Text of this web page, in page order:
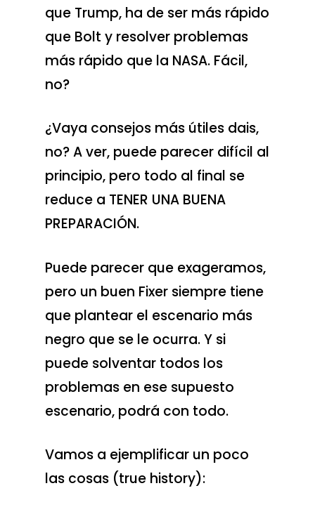
que Trump, ha de ser más rápido
que Bolt y resolver problemas
más rápido que la NASA. Fácil,
no?
¿Vaya consejos más útiles dais,
no? A ver, puede parecer difícil al
principio, pero todo al final se
reduce a TENER UNA BUENA
PREPARACIÓN.
Puede parecer que exageramos,
pero un buen Fixer siempre tiene
que plantear el escenario más
negro que se le ocurra. Y si
puede solventar todos los
problemas en ese supuesto
escenario, podrá con todo.
Vamos a ejemplificar un poco
las cosas (true history):